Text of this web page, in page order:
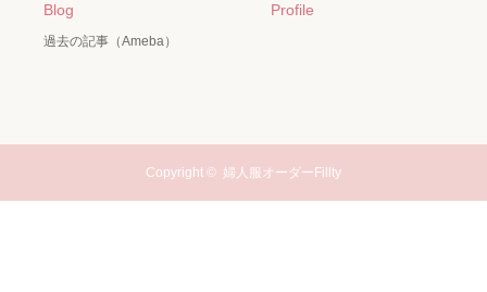
Blog
過去の記事（Ameba）
Profile
Copyright © 婦人服オーダーFillty